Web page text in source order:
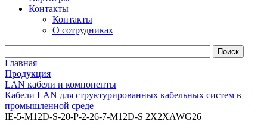
Контакты
Контакты
О сотрудниках
Главная
Продукция
LAN кабели и компоненты
Кабели LAN для структурированных кабельных систем в
промышленной среде
IE-5-M12D-S-20-P-2-26-7-M12D-S 2X2XAWG26